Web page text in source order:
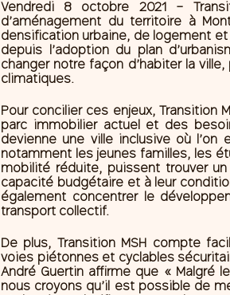
Vendredi 8 octobre 2021
–
d’aménagement du territoire à
densification urbaine, de logement
depuis l’adoption du plan
changer notre façon d’habiter la
climatiques.
Pour concilier ces enjeux, Transition
parc immobilier actuel et des
devienne une ville inclusive où
notamment les jeunes familles, les
mobilité réduite, puissent trouver
capacité budgétaire et à leur
également concentrer le
transport collectif.
De plus, Transition MSH compte
voies piétonnes et cyclables
André Guertin affirme que « Malgré
nous croyons qu’il est possible de